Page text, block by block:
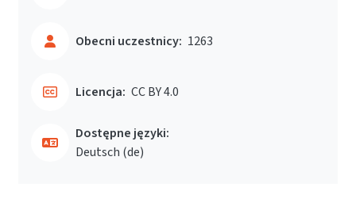
Obecni uczestnicy: 1263
Licencja: CC BY 4.0
Dostępne języki:
Deutsch ‎(de)‎